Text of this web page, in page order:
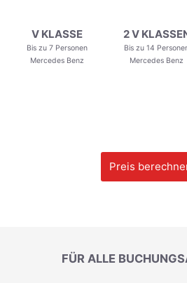
V KLASSE
Bis zu 7 Personen
Mercedes Benz
2 V
Bis zu 14
Mercedes Benz
Preis
FÜR ALLE